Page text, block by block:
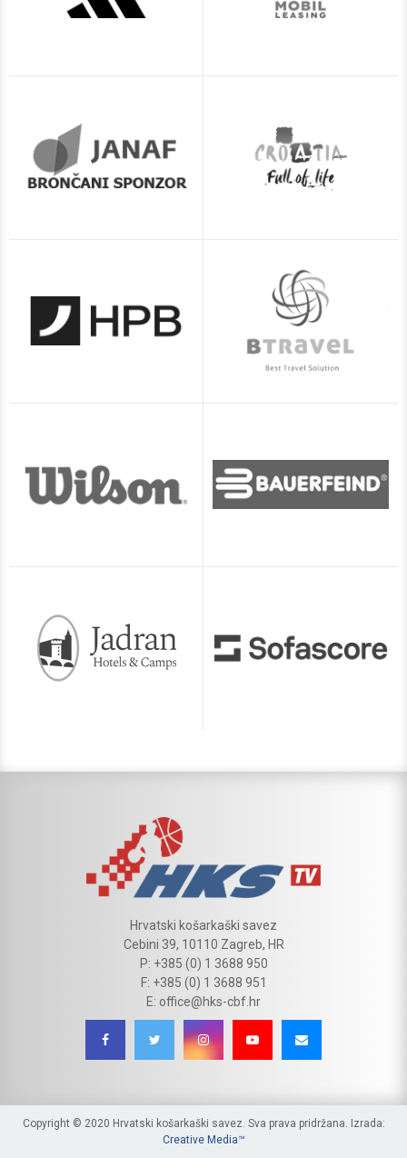
Hrvatski košarkaški savez
Cebini 39, 10110 Zagreb, HR
P: +385 (0) 1 3688 950
F: +385 (0) 1 3688 951
E: office@hks-cbf.hr
Copyright © 2020 Hrvatski košarkaški savez. Sva prava pridržana. Izrada:
Creative Media™